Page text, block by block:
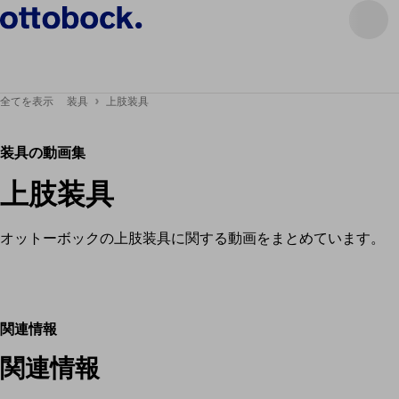
全てを表示 装具 上肢装具
装具の動画集
上肢装具
オットーボックの上肢装具に関する動画をまとめています。
関連情報
関連情報